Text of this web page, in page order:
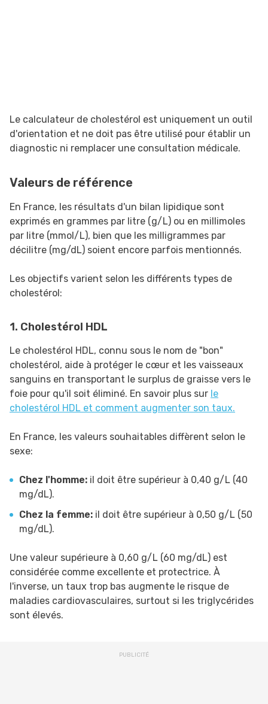
Le calculateur de cholestérol est uniquement un outil
d'orientation et ne doit pas être utilisé pour établir un
diagnostic ni remplacer une consultation médicale.
Valeurs de référence
En France, les résultats d'un bilan lipidique sont
exprimés en grammes par litre (g/L) ou en millimoles
par litre (mmol/L), bien que les milligrammes par
décilitre (mg/dL) soient encore parfois mentionnés.
Les objectifs varient selon les différents types de
cholestérol:
1. Cholestérol HDL
Le cholestérol HDL, connu sous le nom de "bon"
cholestérol, aide à protéger le cœur et les vaisseaux
sanguins en transportant le surplus de graisse vers le
foie pour qu'il soit éliminé. En savoir plus sur le
cholestérol HDL et comment augmenter son taux.
En France, les valeurs souhaitables diffèrent selon le
sexe:
Chez l'homme: il doit être supérieur à 0,40 g/L (40
mg/dL).
Chez la femme: il doit être supérieur à 0,50 g/L (50
mg/dL).
Une valeur supérieure à 0,60 g/L (60 mg/dL) est
considérée comme excellente et protectrice. À
l'inverse, un taux trop bas augmente le risque de
maladies cardiovasculaires, surtout si les triglycérides
sont élevés.